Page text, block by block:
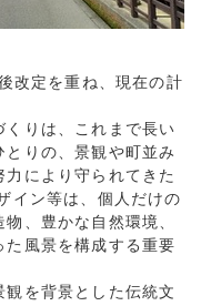
改定を重ね、現在の計
りは、これまで長い
りの、景観や町並み
により守られてきた
イン等は、個人だけの
、豊かな自然環境、
た風景を構成する重要
を背景とした伝統文